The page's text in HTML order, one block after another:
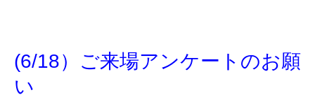
(6/18）ご来場アンケートのお願
い